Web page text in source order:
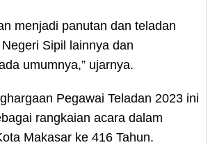
menjadi panutan dan teladan
Sipil lainnya dan
umumnya,” ujarnya.
Pegawai Teladan 2023 ini
rangkaian acara dalam
Makasar ke 416 Tahun.